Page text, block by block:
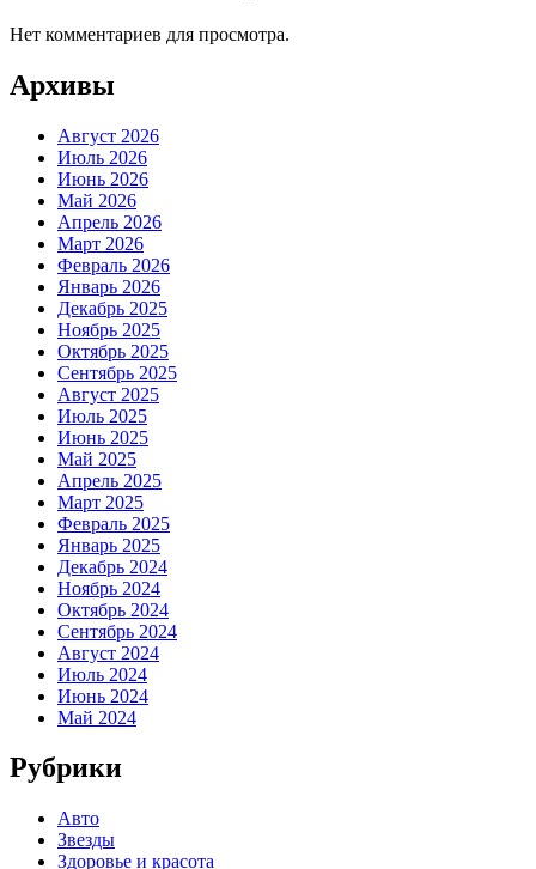
Нет комментариев для просмотра.
Архивы
Август 2026
Июль 2026
Июнь 2026
Май 2026
Апрель 2026
Март 2026
Февраль 2026
Январь 2026
Декабрь 2025
Ноябрь 2025
Октябрь 2025
Сентябрь 2025
Август 2025
Июль 2025
Июнь 2025
Май 2025
Апрель 2025
Март 2025
Февраль 2025
Январь 2025
Декабрь 2024
Ноябрь 2024
Октябрь 2024
Сентябрь 2024
Август 2024
Июль 2024
Июнь 2024
Май 2024
Рубрики
Авто
Звезды
Здоровье и красота